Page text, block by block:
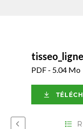
PDF - 5.04 Mo